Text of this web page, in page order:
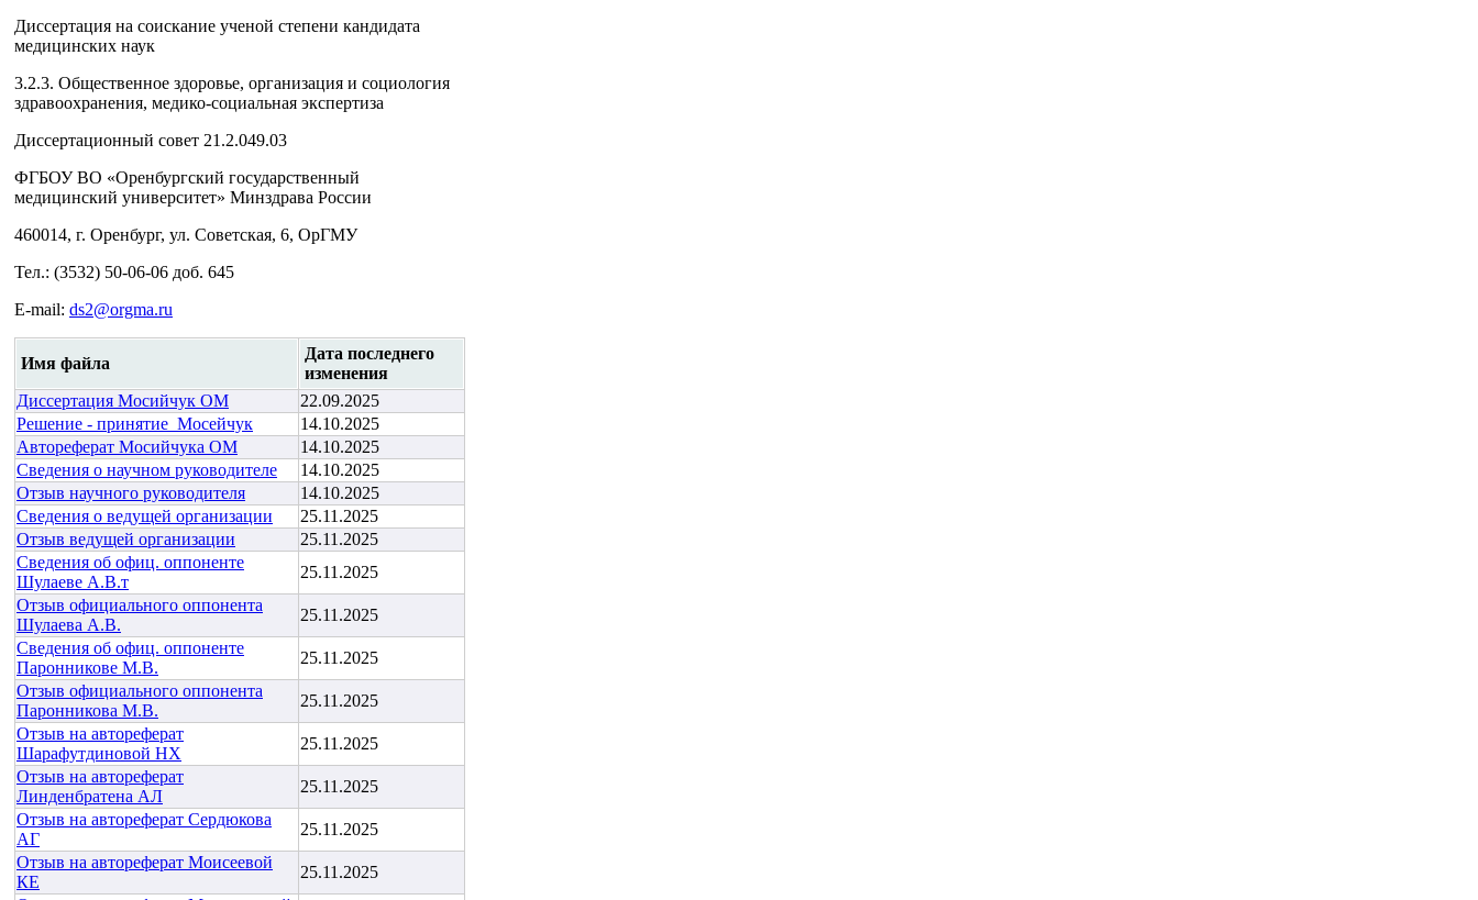
Диссертация на соискание ученой степени кандидата
медицинских наук
3.2.3. Общественное здоровье, организация и социология
здравоохранения, медико-социальная экспертиза
Диссертационный совет 21.2.049.03
ФГБОУ ВО «Оренбургский государственный
медицинский университет» Минздрава России
460014, г. Оренбург, ул. Советская, 6, ОрГМУ
Тел.: (3532) 50-06-06 доб. 645
E-mail: ds2@orgma.ru
Имя файла
Дата последнего
изменения
Диссертация Мосийчук ОМ
22.09.2025
Решение - принятие_Мосейчук
14.10.2025
Автореферат Мосийчука ОМ
14.10.2025
Сведения о научном руководителе
14.10.2025
Отзыв научного руководителя
14.10.2025
Сведения о ведущей организации
25.11.2025
Отзыв ведущей организации
25.11.2025
Сведения об офиц. оппоненте
Шулаеве А.В.т
25.11.2025
Отзыв официального оппонента
Шулаева А.В.
25.11.2025
Сведения об офиц. оппоненте
Паронникове М.В.
25.11.2025
Отзыв официального оппонента
Паронникова М.В.
25.11.2025
Отзыв на автореферат
Шарафутдиновой НХ
25.11.2025
Отзыв на автореферат
Линденбратена АЛ
25.11.2025
Отзыв на автореферат Сердюкова
АГ
25.11.2025
Отзыв на автореферат Моисеевой
КЕ
25.11.2025